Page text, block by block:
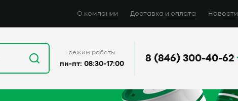
О компании Доставка и оплата Новости
режим работы
пн-пт: 08:30-17:00 8 (846) 300-40-62